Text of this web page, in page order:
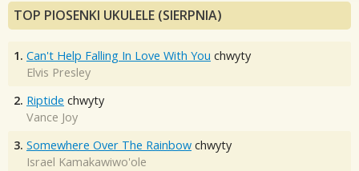
TOP PIOSENKI UKULELE (SIERPNIA)
1. Can't Help Falling In Love With You chwyty
Elvis Presley
2. Riptide chwyty
Vance Joy
3. Somewhere Over The Rainbow chwyty
Israel Kamakawiwo'ole